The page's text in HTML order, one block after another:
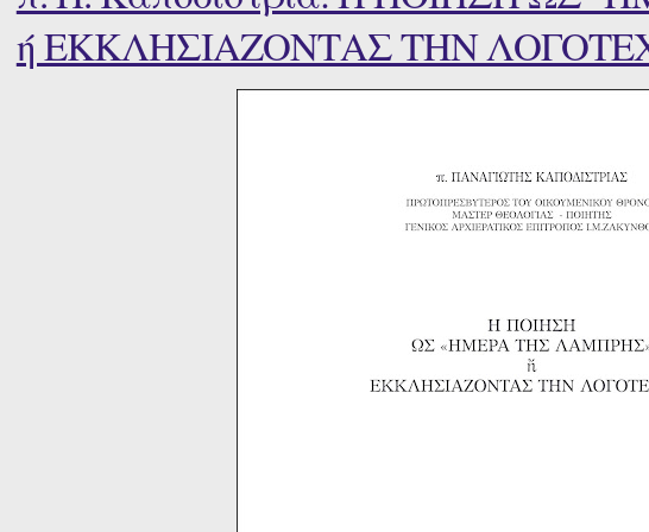
ή ΕΚΚΛΗΣΙΑΖΟΝΤΑΣ ΤΗΝ